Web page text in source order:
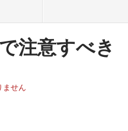
注意すべき
ません